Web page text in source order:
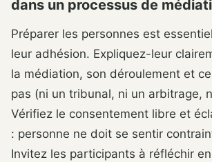
dans un processus de
Préparer les personnes est
leur adhésion. Expliquez-leur
la médiation, son déroulement et ce
pas (ni un tribunal, ni un arbitrage,
Vérifiez le consentement libre et
: personne ne doit se sentir
Invitez les participants à réfléchir